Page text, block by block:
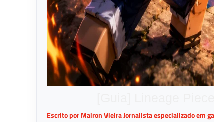
Escrito por Mairon Vieira Jornalista especializado em